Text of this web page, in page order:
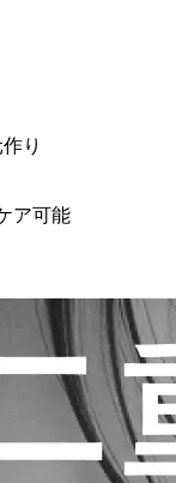
り
ア可能